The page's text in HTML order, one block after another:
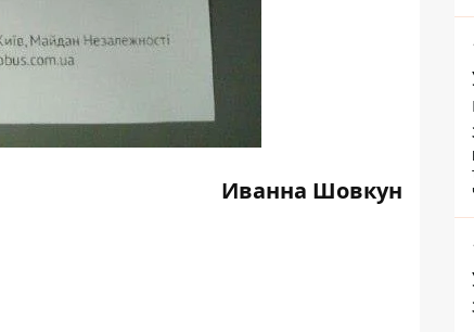
Иванна Шовкун